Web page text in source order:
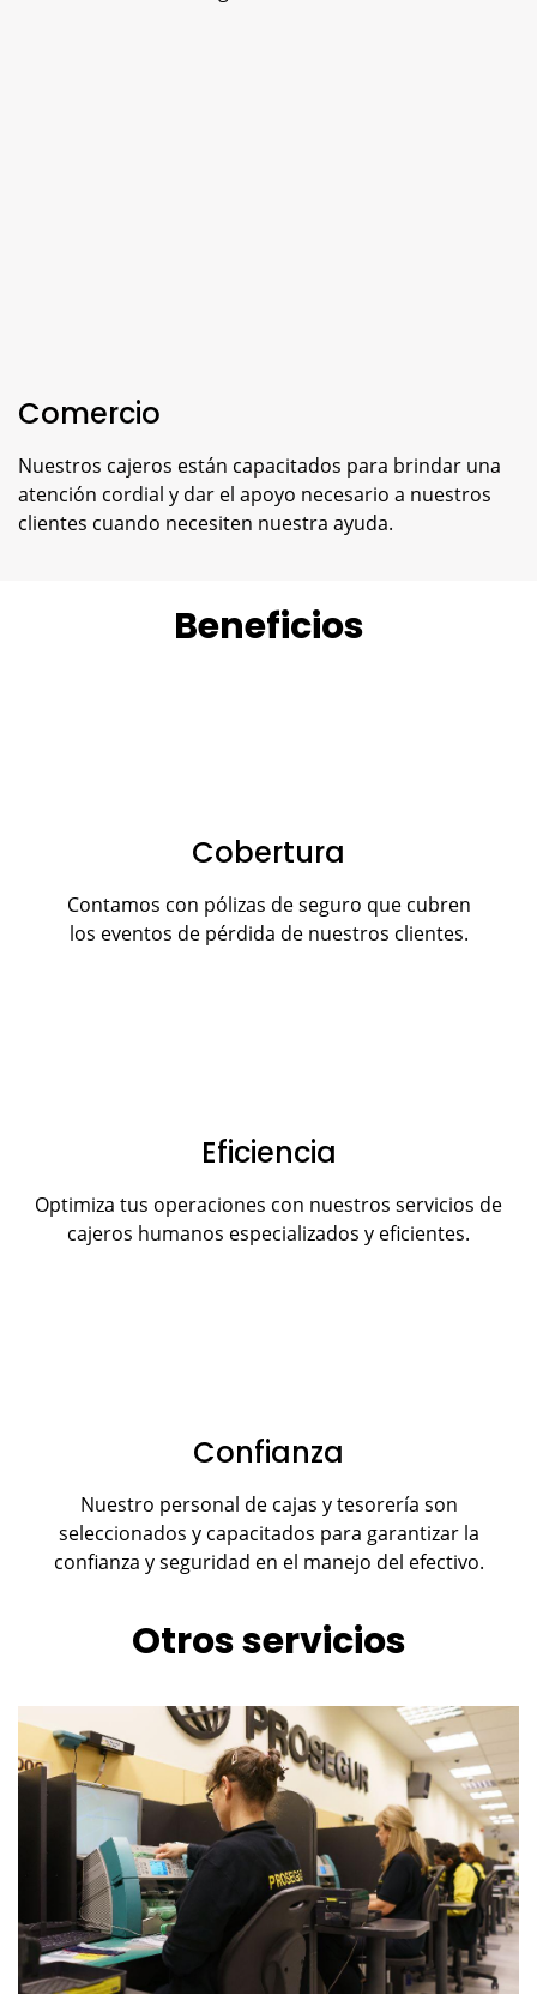
Comercio
Nuestros cajeros están capacitados para brindar una
atención cordial y dar el apoyo necesario a nuestros
clientes cuando necesiten nuestra ayuda.
Beneficios
Cobertura
Contamos con pólizas de seguro que cubren
los eventos de pérdida de nuestros clientes.
Eficiencia
Optimiza tus operaciones con nuestros servicios de
cajeros humanos especializados y eficientes.
Confianza
Nuestro personal de cajas y tesorería son
seleccionados y capacitados para garantizar la
confianza y seguridad en el manejo del efectivo.
Otros servicios